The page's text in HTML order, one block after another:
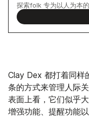
探索folk 专为以人为本
Clay Dex 都打着同样
条的方式来管理人际
表面上看，它们似乎
增强功能、提醒功能